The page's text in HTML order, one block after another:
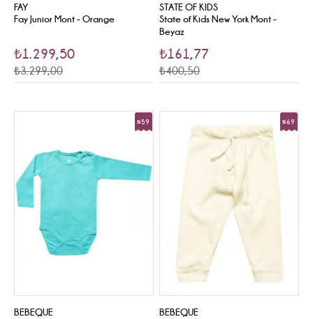
FAY
Fay Junior Mont - Orange
₺1.299,50
₺3.299,00
STATE OF KIDS
State of Kids New York Mont -
Beyaz
₺161,77
₺400,50
BEBEQUE
%59
BEBEQUE
%69